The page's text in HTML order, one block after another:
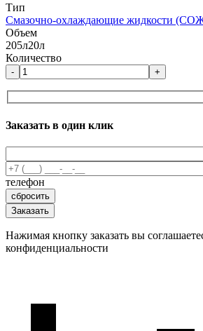
Тип
Смазочно-охлаждающие жидкости
Объем
205л20л
Количество
- +
Заказать в один клик
телефон
Нажимая кнопку заказать вы
конфиденциальности